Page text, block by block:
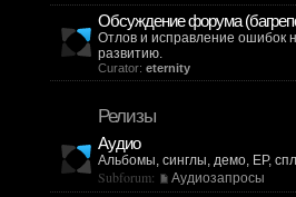
Обсуждение форума
Отлов и исправление ошибок
развитию.
Curator: eternity
Релизы
Аудио
Альбомы, синглы, демо, EP,
Subforum: Аудиозапросы